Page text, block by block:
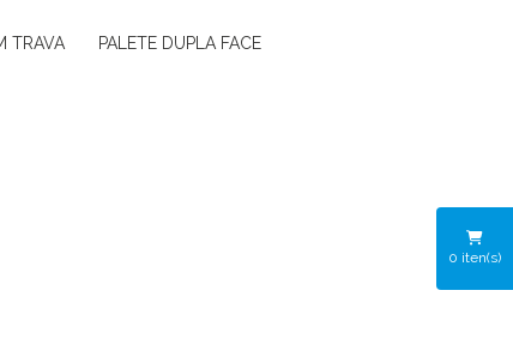
TRAVA PALETE DUPLA FACE
0 iten(s)